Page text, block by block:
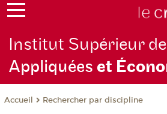
Institut Supérieur
Appliquéeset Écono
Accueil Rechercher par discipline